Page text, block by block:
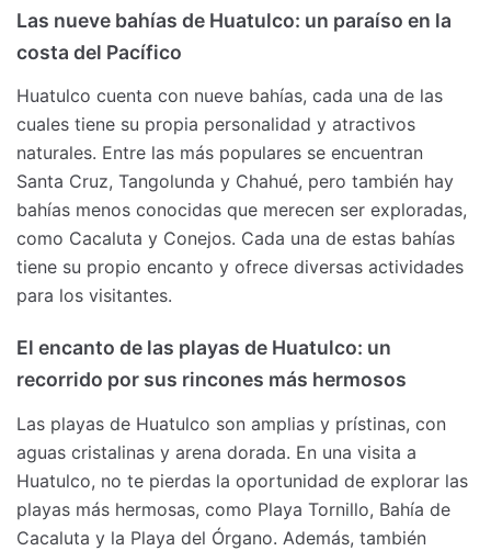
Las nueve bahías de Huatulco: un paraíso en la
costa del Pacífico
Huatulco cuenta con nueve bahías, cada una de las
cuales tiene su propia personalidad y atractivos
naturales. Entre las más populares se encuentran
Santa Cruz, Tangolunda y Chahué, pero también hay
bahías menos conocidas que merecen ser exploradas,
como Cacaluta y Conejos. Cada una de estas bahías
tiene su propio encanto y ofrece diversas actividades
para los visitantes.
El encanto de las playas de Huatulco: un
recorrido por sus rincones más hermosos
Las playas de Huatulco son amplias y prístinas, con
aguas cristalinas y arena dorada. En una visita a
Huatulco, no te pierdas la oportunidad de explorar las
playas más hermosas, como Playa Tornillo, Bahía de
Cacaluta y la Playa del Órgano. Además, también